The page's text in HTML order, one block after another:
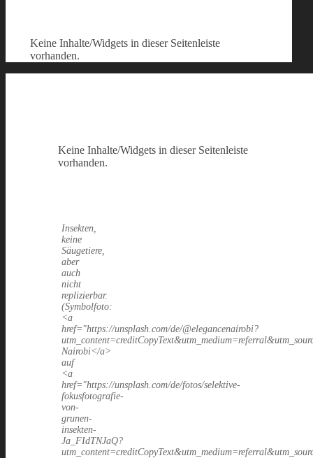
Keine Inhalte/Widgets in dieser Seitenleiste
vorhanden.
Keine Inhalte/Widgets in dieser Seitenleiste
vorhanden.
Insekten,
keine
Säugetiere,
aber
auch
nicht
replizierbar.
(Symbolfoto:
<a
href="https://unsplash.com/de/@elegancenairobi?
Nairobi</a>
auf
<a
href="https://unsplash.com/de/fotos/selektive-
fokusfotografie-
von-
grunen-
insekten-
Ja_FIdTNJaQ?